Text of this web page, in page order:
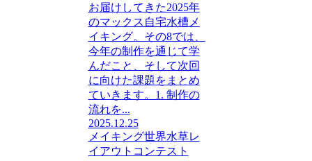
お届けしてきた2025年
のマックス自宅水槽メ
イキング。その8では、
今年の制作を通じて学
んだこと、そして次回
に向けた課題をまとめ
ていきます。1. 制作の
流れを...
2025.12.25
メイキング世界水草レ
イアウトコンテスト